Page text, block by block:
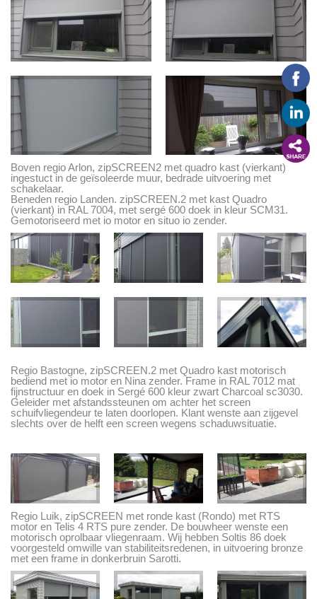
Boven regio Arlon, zipSCREEN2 met quadro kast (vierkant)
ingestuct in de geïsoleerde muur, bedrade uitvoering met
schakelaar.
Beneden regio Landen. zipSCREEN.2 met kast Quadro
(vierkant) in RAL 7004, met sergé 600 doek in kleur SCM31.
Gemotoriseerd met io motor en situo io zender.
Regio Bastogne, zipSCREEN.2 met Quadro kast motorisch
bediend met io motor en Nina zender. Frame in RAL 7012 mat
fijnstructuur en doek in Sergé 600 kleur zwart Charcoal sc3030.
Geleider met afstandssteunen om achter het screen
schuifvliegendeur te laten doorlopen. Klant wenste aan zijgevel
slechts over de helft een screen wegens schaduwsituatie.
Regio Luik, zipSCREEN met ronde kast (Rondo) met RTS
motor en Telis 4 RTS pure zender. De bouwheer wenste een
motorisch oprolbaar vliegenraam. Wij hebben Soltis 86 doek
voorgesteld omwille van stabiliteitsredenen, in uitvoering bronze
met een frame in donkerbruin Sarotti.